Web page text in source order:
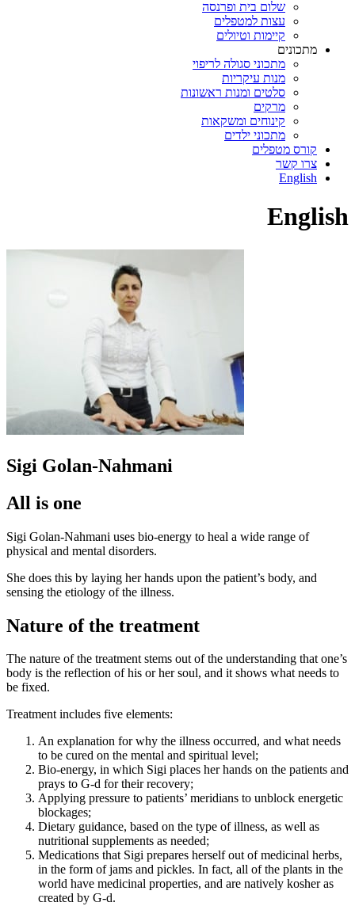
שלום בית ופרנסה
עצות למטפלים
קיימות וטיולים
מתכונים
מתכוני סגולה לריפוי
מנות עיקריות
סלטים ומנות ראשונות
מרקים
קינוחים ומשקאות
מתכוני ילדים
קורס מטפלים
צרו קשר
English
English
Sigi Golan-Nahmani
All is one
Sigi Golan-Nahmani uses bio-energy to heal a wide range of
physical and mental disorders.
She does this by laying her hands upon the patient’s body, and
sensing the etiology of the illness.
Nature of the treatment
The nature of the treatment stems out of the understanding that one’s
body is the reflection of his or her soul, and it shows what needs to
be fixed.
Treatment includes five elements:
An explanation for why the illness occurred, and what needs
to be cured on the mental and spiritual level;
Bio-energy, in which Sigi places her hands on the patients and
prays to G-d for their recovery;
Applying pressure to patients’ meridians to unblock energetic
blockages;
Dietary guidance, based on the type of illness, as well as
nutritional supplements as needed;
Medications that Sigi prepares herself out of medicinal herbs,
in the form of jams and pickles. In fact, all of the plants in the
world have medicinal properties, and are natively kosher as
created by G-d.